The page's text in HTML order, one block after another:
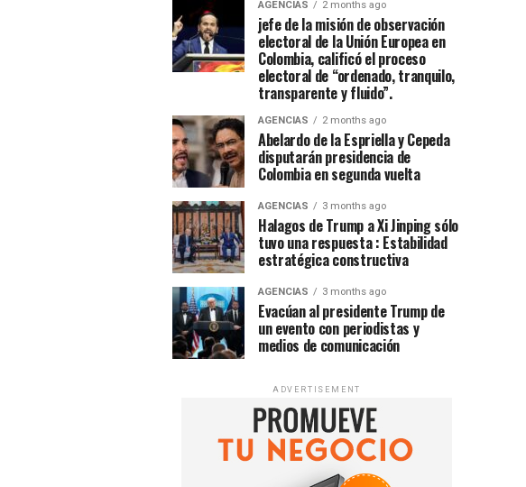
AGENCIAS 2 months ago
jefe de la misión de observación
electoral de la Unión Europea en
Colombia, calificó el proceso
electoral de “ordenado, tranquilo,
transparente y fluido”.
AGENCIAS 2 months ago
Abelardo de la Espriella y Cepeda
disputarán presidencia de
Colombia en segunda vuelta
AGENCIAS 3 months ago
Halagos de Trump a Xi Jinping sólo
tuvo una respuesta : Estabilidad
estratégica constructiva
AGENCIAS 3 months ago
Evacúan al presidente Trump de
un evento con periodistas y
medios de comunicación
ADVERTISEMENT